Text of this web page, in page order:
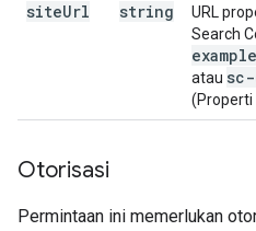
siteUrl string
URL
Search
example
atau sc-
(Properti
Otorisasi
Permintaan ini memerlukan